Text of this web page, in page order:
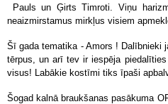
Pauls un Ģirts Timroti. Viņu
neaizmirstamus mirkļus visiem
Šī gada tematika - Amors ! Dalībnieki
tērpus, un arī tev ir iespēja
visus! Labākie kostīmi tiks īpaši
Šogad kalnā braukšanas pasākuma